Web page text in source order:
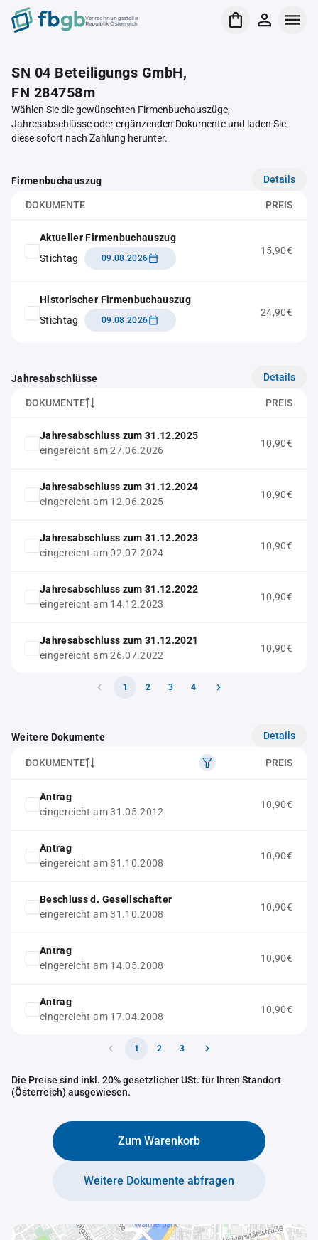
Verrechnungsstelle
Republik Österreich
SN 04 Beteiligungs GmbH,
FN 284758m
Wählen Sie die gewünschten Firmenbuchauszüge,
Jahresabschlüsse oder ergänzenden Dokumente und laden Sie
diese sofort nach Zahlung herunter.
Firmenbuchauszug Details
DOKUMENTE PREIS
Aktueller Firmenbuchauszug
Stichtag
09.08.2026
15,90€
Historischer Firmenbuchauszug
Stichtag
09.08.2026
24,90€
Jahresabschlüsse Details
DOKUMENTE PREIS
Jahresabschluss zum 31.12.2025
eingereicht am 27.06.2026
10,90€
Jahresabschluss zum 31.12.2024
eingereicht am 12.06.2025
10,90€
Jahresabschluss zum 31.12.2023
eingereicht am 02.07.2024
10,90€
Jahresabschluss zum 31.12.2022
eingereicht am 14.12.2023
10,90€
Jahresabschluss zum 31.12.2021
eingereicht am 26.07.2022
10,90€
1 2 3 4
Weitere Dokumente Details
DOKUMENTE PREIS
Antrag
eingereicht am 31.05.2012
10,90€
Antrag
eingereicht am 31.10.2008
10,90€
Beschluss d. Gesellschafter
eingereicht am 31.10.2008
10,90€
Antrag
eingereicht am 14.05.2008
10,90€
Antrag
eingereicht am 17.04.2008
10,90€
1 2 3
Die Preise sind inkl. 20% gesetzlicher USt. für Ihren Standort
(Österreich) ausgewiesen.
Zum Warenkorb
Weitere Dokumente abfragen